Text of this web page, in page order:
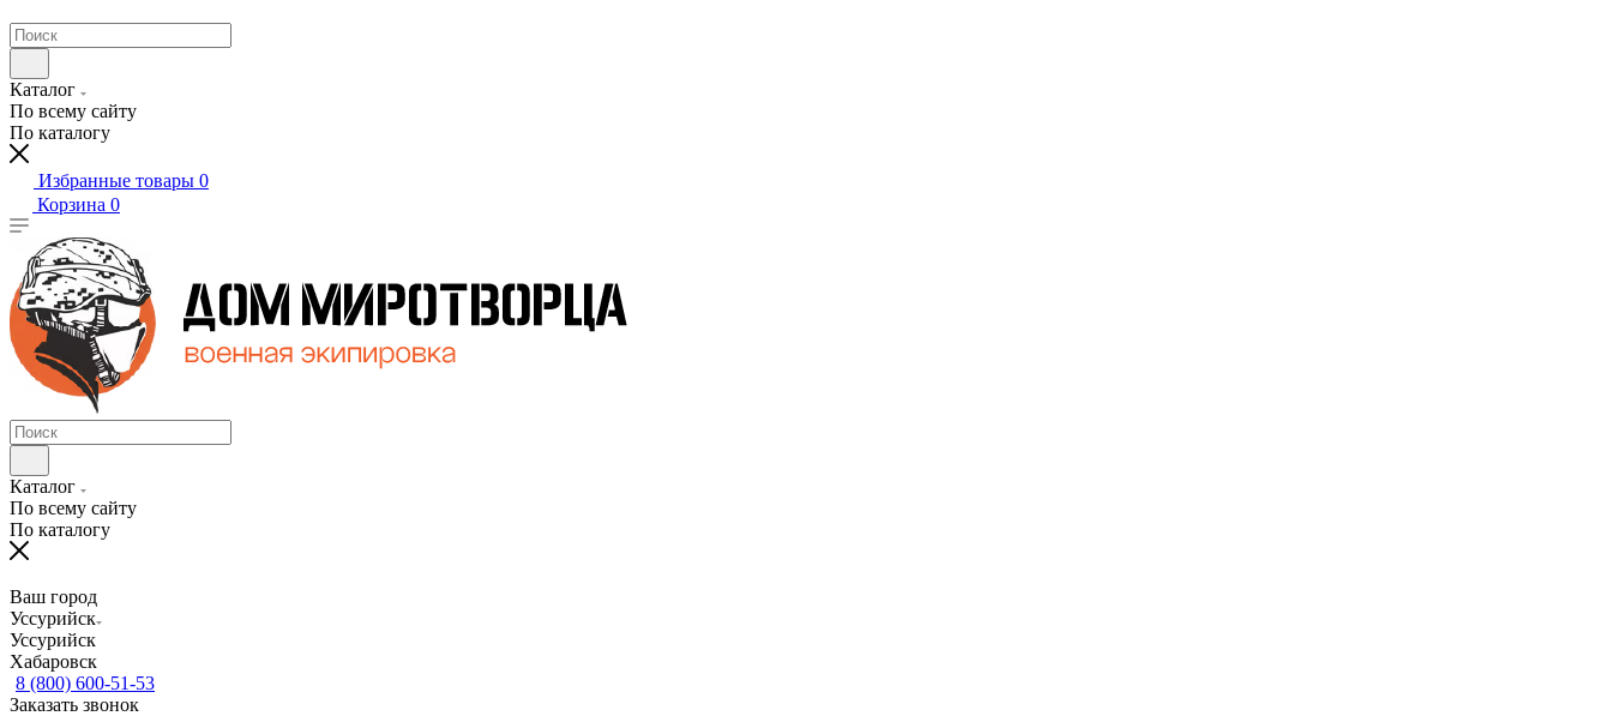
Каталог
По всему сайту
По каталогу
Избранные товары 0
Корзина 0
Каталог
По всему сайту
По каталогу
Ваш город
Уссурийск
Уссурийск
Хабаровск
8 (800) 600-51-53
Заказать звонок